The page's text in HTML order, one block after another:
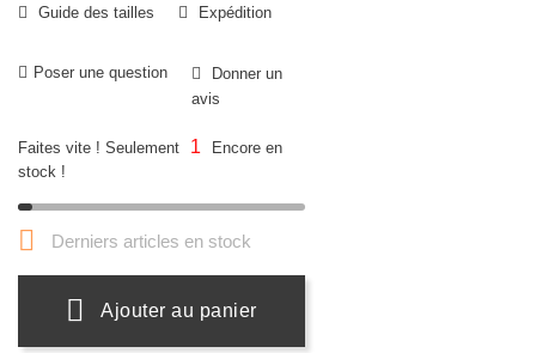
Guide des tailles Expédition
Poser une question
Donner un
avis
Faites vite ! Seulement 1
Encore en
stock !
 Derniers articles en stock
Ajouter au panier